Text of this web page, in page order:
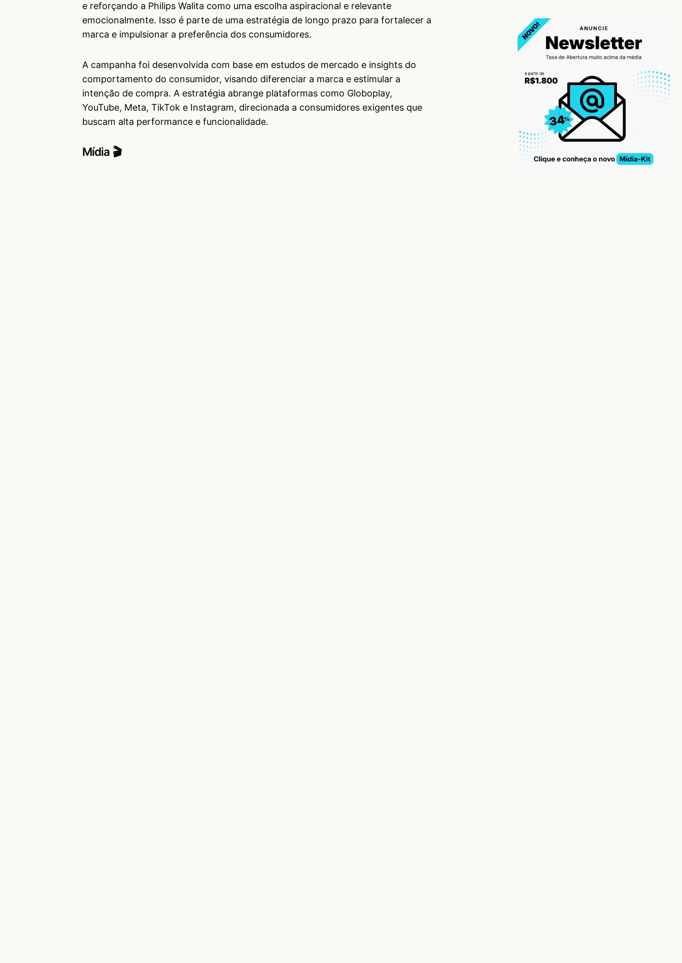
e reforçando a Philips Walita como uma escolha aspiracional e relevante
emocionalmente. Isso é parte de uma estratégia de longo prazo para fortalecer a
marca e impulsionar a preferência dos consumidores.
A campanha foi desenvolvida com base em estudos de mercado e insights do
comportamento do consumidor, visando diferenciar a marca e estimular a
intenção de compra. A estratégia abrange plataformas como Globoplay,
YouTube, Meta, TikTok e Instagram, direcionada a consumidores exigentes que
buscam alta performance e funcionalidade.
Mídia 🎬